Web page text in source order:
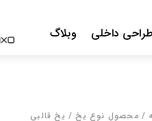
طراحی داخلی وبلاگ
/ محصول نوع یخ / یخ قالبی